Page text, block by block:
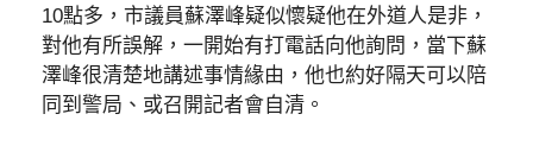
10點多，市議員蘇澤峰疑似懷疑他在外道人是非，
對他有所誤解，一開始有打電話向他詢問，當下蘇
澤峰很清楚地講述事情緣由，他也約好隔天可以陪
同到警局、或召開記者會自清。